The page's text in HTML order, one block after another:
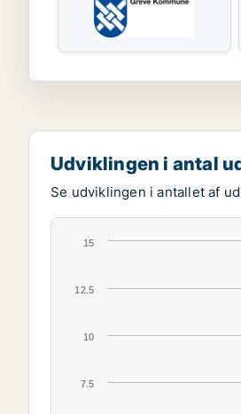
Udviklingen i antal
Se udviklingen i antallet af
7.5
10
12.5
15